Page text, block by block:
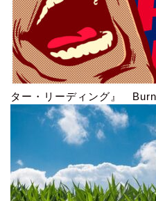
ター・リーディング』